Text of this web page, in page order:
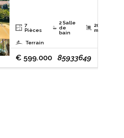
7
Pièces
2 Salle
de
bain
200.5
m²
Terrain
€ 599.000 85933649